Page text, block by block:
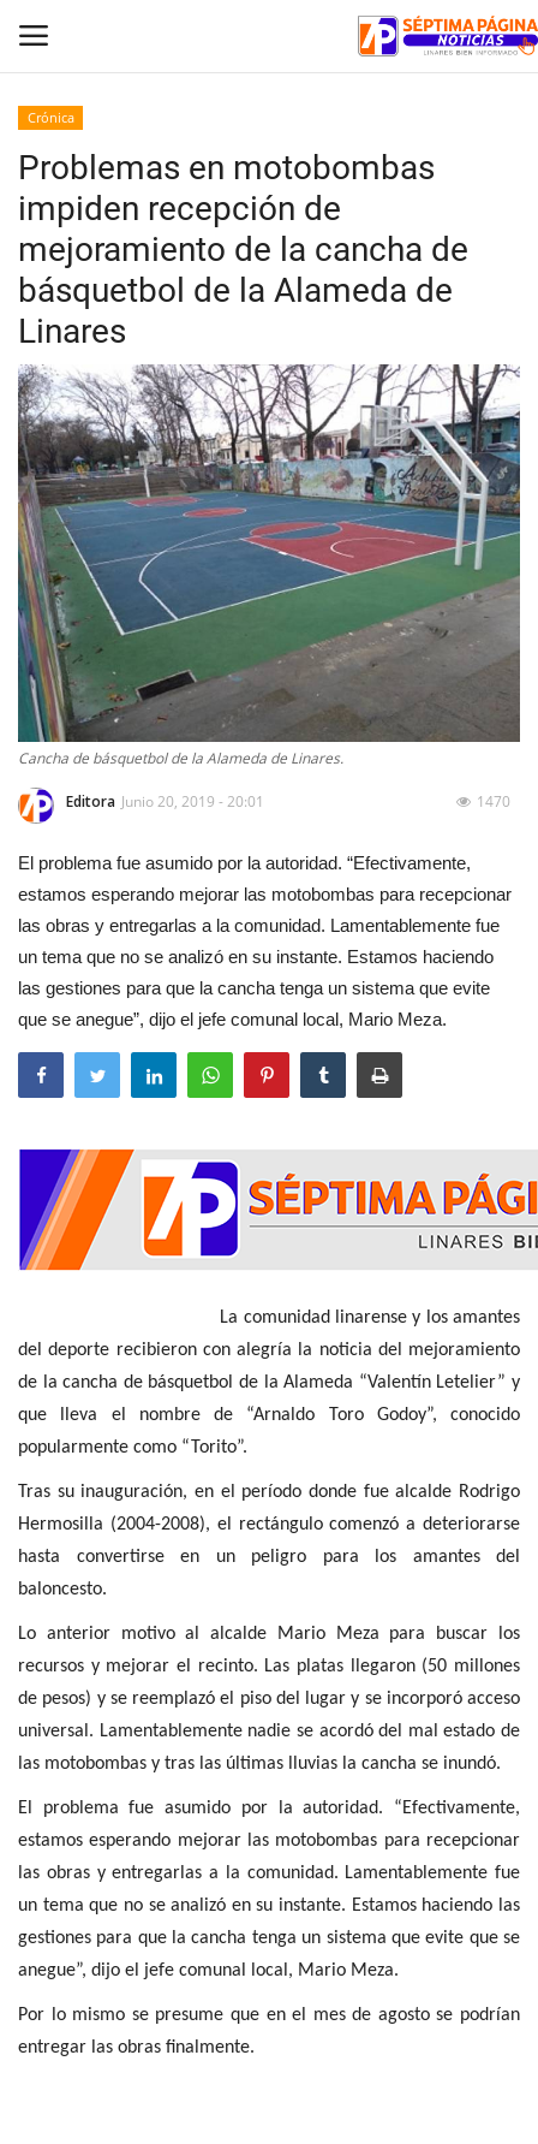
Inicio
Crónica
Policial
Tribunales
Deporte
Política
Espectáculos
Crónica
Problemas en motobombas
impiden recepción de
mejoramiento de la cancha de
básquetbol de la Alameda de
Linares
Cancha de básquetbol de la Alameda de Linares.
Editora Junio 20, 2019 - 20:01 1470
El problema fue asumido por la autoridad. “Efectivamente,
estamos esperando mejorar las motobombas para recepcionar
las obras y entregarlas a la comunidad. Lamentablemente fue
un tema que no se analizó en su instante. Estamos haciendo
las gestiones para que la cancha tenga un sistema que evite
que se anegue”, dijo el jefe comunal local, Mario Meza.
La comunidad linarense y los amantes
del deporte recibieron con alegría la noticia del mejoramiento
de la cancha de básquetbol de la Alameda “Valentín Letelier” y
que lleva el nombre de “Arnaldo Toro Godoy”, conocido
popularmente como “Torito”.
Tras su inauguración, en el período donde fue alcalde Rodrigo
Hermosilla (2004-2008), el rectángulo comenzó a deteriorarse
hasta convertirse en un peligro para los amantes del
baloncesto.
Lo anterior motivo al alcalde Mario Meza para buscar los
recursos y mejorar el recinto. Las platas llegaron (50 millones
de pesos) y se reemplazó el piso del lugar y se incorporó acceso
universal. Lamentablemente nadie se acordó del mal estado de
las motobombas y tras las últimas lluvias la cancha se inundó.
El problema fue asumido por la autoridad. “Efectivamente,
estamos esperando mejorar las motobombas para recepcionar
las obras y entregarlas a la comunidad. Lamentablemente fue
un tema que no se analizó en su instante. Estamos haciendo las
gestiones para que la cancha tenga un sistema que evite que se
anegue”, dijo el jefe comunal local, Mario Meza.
Por lo mismo se presume que en el mes de agosto se podrían
entregar las obras finalmente.